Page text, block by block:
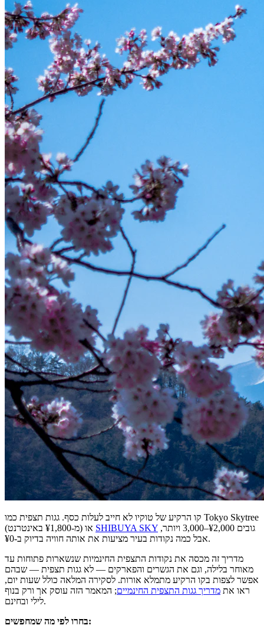
קו הרקיע של טוקיו לא חייב לעלות כסף. גגות תצפית כמו Tokyo Skytree
SHIBUYA SKY
אבל כמה נקודות בעיר מציעות את אותה חוויה בדיוק ב-¥0.
מדריך זה מכסה את נקודות התצפית החינמיות שנשארות פתוחות עד
מאוחר בלילה, וגם את הגשרים והפארקים — לא גגות תצפית — שבהם
אפשר לצפות בקו הרקיע מתמלא אורות. לסקירה המלאה כולל שעות יום,
ראו את מדריך גגות התצפית החינמיים; המאמר הזה עוסק אך ורק בנוף
לילי ובחינם.
בחרו לפי מה שמחפשים: